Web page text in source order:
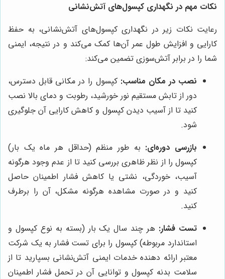
نکات مهم در نگهداری کپسول‌های آتش‌نشانی
رعایت نکات زیر در نگهداری کپسول‌های آتش‌نشانی، به حفظ
کارایی و افزایش طول عمر آن‌ها کمک می‌کند و در نتیجه، ایمنی
شما را در برابر آتش‌سوزی تضمین می‌کند:
نصب در مکان مناسب: کپسول را در مکانی قابل دسترس،
دور از تابش مستقیم نور خورشید، رطوبت و دمای بالا نصب
کنید تا از آسیب دیدن کپسول و کاهش کارایی آن جلوگیری
شود.
بازرسی دوره‌ای: به طور منظم (حداقل هر ماه یک بار)
کپسول را از نظر ظاهری بررسی کنید تا از عدم وجود هرگونه
آسیب، خوردگی، نشتی یا کاهش فشار اطمینان حاصل
کنید و در صورت مشاهده هرگونه مشکل، آن را برطرف
کنید.
تست فشار: هر چند سال یک بار (بسته به نوع کپسول و
استاندارد مربوطه) کپسول را برای تست فشار به یک شرکت
معتبر ارائه دهنده خدمات ایمنی آتش‌نشانی بسپارید تا از
سلامت بدنه کپسول و توانایی آن در تحمل فشار اطمینان